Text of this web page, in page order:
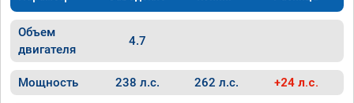
Объем
двигателя
4.7
Мощность 238 л.с. 262 л.с. +24 л.с.